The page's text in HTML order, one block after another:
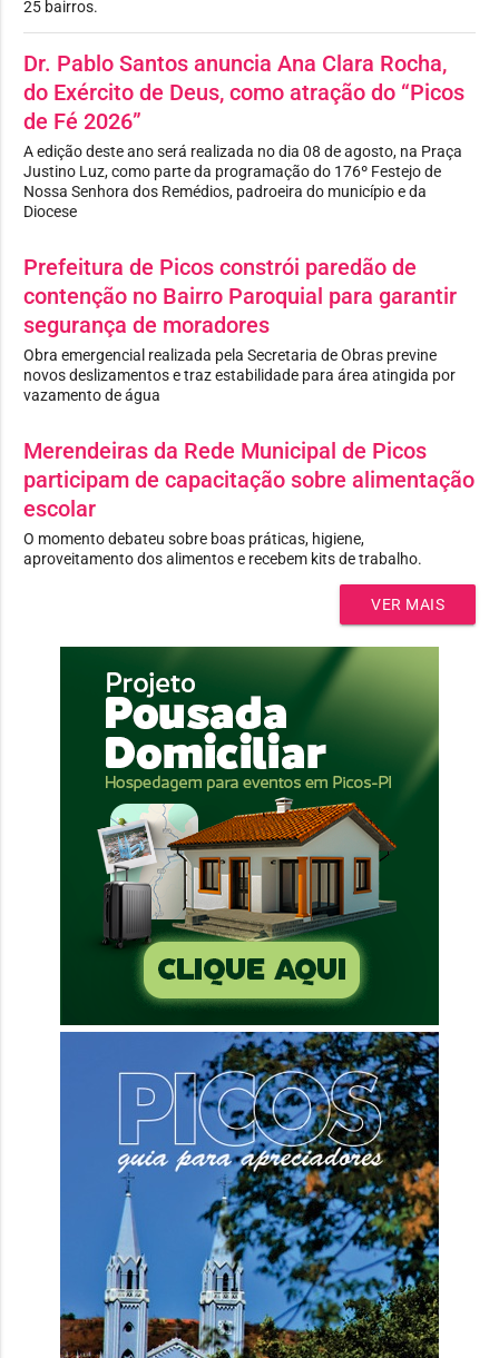
25 bairros.
Dr. Pablo Santos anuncia Ana Clara Rocha,
do Exército de Deus, como atração do “Picos
de Fé 2026”
A edição deste ano será realizada no dia 08 de agosto, na Praça
Justino Luz, como parte da programação do 176º Festejo de
Nossa Senhora dos Remédios, padroeira do município e da
Diocese
Prefeitura de Picos constrói paredão de
contenção no Bairro Paroquial para garantir
segurança de moradores
Obra emergencial realizada pela Secretaria de Obras previne
novos deslizamentos e traz estabilidade para área atingida por
vazamento de água
Merendeiras da Rede Municipal de Picos
participam de capacitação sobre alimentação
escolar
O momento debateu sobre boas práticas, higiene,
aproveitamento dos alimentos e recebem kits de trabalho.
VER MAIS